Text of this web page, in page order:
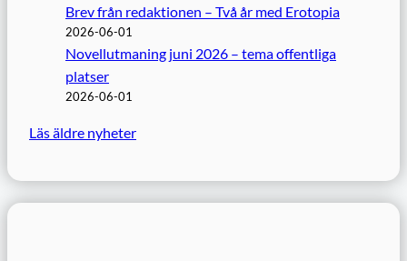
Brev från redaktionen – Två år med Erotopia
2026-06-01
Novellutmaning juni 2026 – tema offentliga
platser
2026-06-01
Läs äldre nyheter